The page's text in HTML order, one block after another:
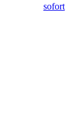
sofort